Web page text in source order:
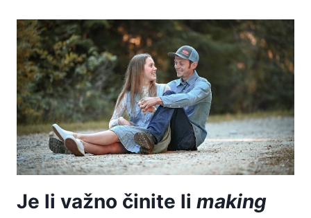
ČINE
VOĐENJE
LJUBAVI
SEKSI
Je li važno činite li making